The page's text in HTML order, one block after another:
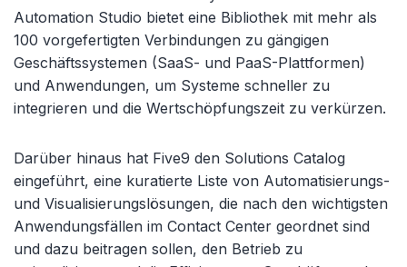
Automation Studio bietet eine Bibliothek mit mehr als
100 vorgefertigten Verbindungen zu gängigen
Geschäftssystemen (SaaS- und PaaS-Plattformen)
und Anwendungen, um Systeme schneller zu
integrieren und die Wertschöpfungszeit zu verkürzen.
Darüber hinaus hat Five9 den Solutions Catalog
eingeführt, eine kuratierte Liste von Automatisierungs-
und Visualisierungslösungen, die nach den wichtigsten
Anwendungsfällen im Contact Center geordnet sind
und dazu beitragen sollen, den Betrieb zu